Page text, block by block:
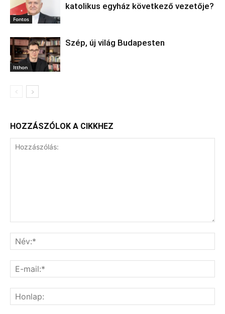
Fontos
katolikus egyház következő vezetője?
Itthon
Szép, új világ Budapesten
HOZZÁSZÓLOK A CIKKHEZ